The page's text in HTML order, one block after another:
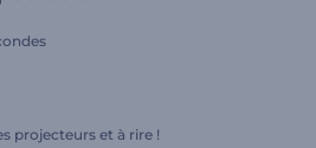
projecteurs et à rire !